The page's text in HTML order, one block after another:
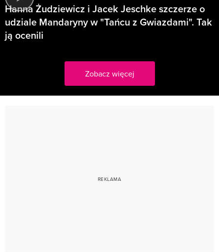
Hanna Żudziewicz i Jacek Jeschke szczerze o
udziale Mandaryny w "Tańcu z Gwiazdami". Tak
ją ocenili
Zobacz więcej